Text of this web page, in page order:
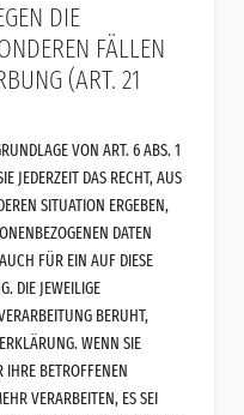
DIE
FÄLLEN
(ART. 21
VON ART. 6 ABS. 1
JEDERZEIT DAS RECHT, AUS
SITUATION ERGEBEN,
DATEN
FÜR EIN AUF DIESE
DIE JEWEILIGE
BERUHT,
WENN SIE
IHRE BETROFFENEN
VERARBEITEN, ES SEI